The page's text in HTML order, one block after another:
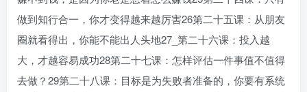
做到知行合一，你才变得越来越厉害26第二十五课：从朋友
圈就看得出，你能不能出人头地27_第二十六课：投入越
大，才越容易成功28第二十七课：怎样评估一件事值不值得
去做？29第二十八课：目标是为失败者准备的，你要有系统